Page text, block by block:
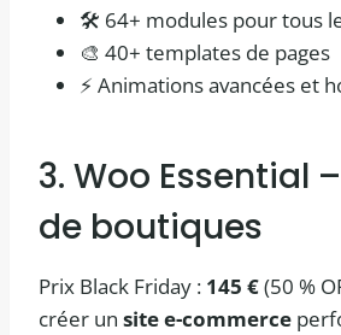
🛠️ 64+ modules pour tous
🎨 40+ templates de pages
⚡ Animations avancées et
3. Woo Essential
de boutiques
Prix Black Friday : 145 €(50 %
créer un site e-commerce